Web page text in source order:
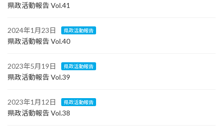
県政活動報告 Vol.41
2024年1月23日 県政活動報告
県政活動報告 Vol.40
2023年5月19日 県政活動報告
県政活動報告 Vol.39
2023年1月12日 県政活動報告
県政活動報告 Vol.38